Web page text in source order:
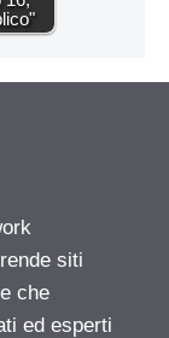
siti
che
ed esperti